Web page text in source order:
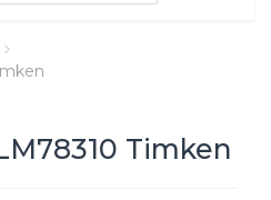
Timken